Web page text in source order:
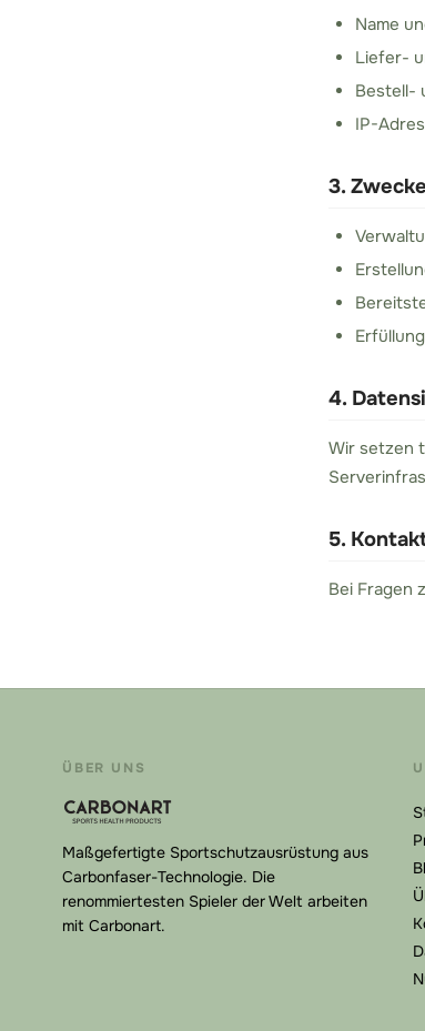
Name
Liefer-
Bestell-
IP-
3.
4.
Wir setzen
5.
Bei Fragen
ÜBER UNS
Maßgefertigte Sportschutzausrüstung aus
Carbonfaser-Technologie. Die
renommiertesten Spieler der Welt arbeiten
mit Carbonart.